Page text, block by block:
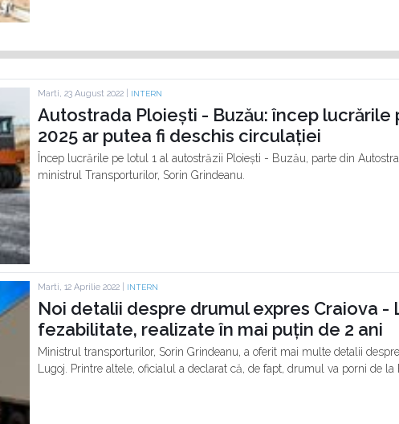
Marti, 23 August 2022 | INTERN
Autostrada Ploiești - Buzău: încep lucrările
2025 ar putea fi deschis circulației
Încep lucrările pe lotul 1 al autostrăzii Ploiești - Buzău, parte din
ministrul Transporturilor, Sorin Grindeanu.
Marti, 12 Aprilie 2022 | INTERN
Noi detalii despre drumul expres Craiova -
fezabilitate, realizate în mai puțin de 2 ani
Ministrul transporturilor, Sorin Grindeanu, a oferit mai multe detalii
Lugoj. Printre altele, oficialul a declarat că, de fapt, drumul va porni de la